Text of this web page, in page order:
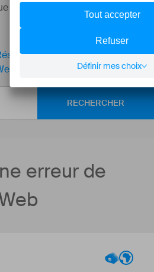
des solutions !
une erreur de redirection
RECHERCHER
erreur de